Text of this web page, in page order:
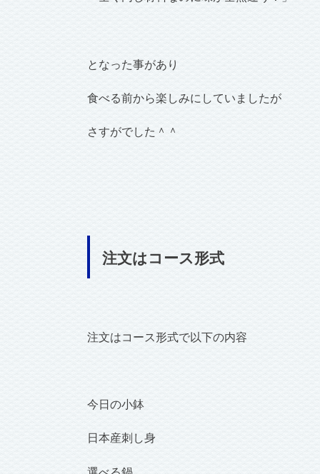
となった事があり
食べる前から楽しみにしていましたが
さすがでした＾＾
注文はコース形式
注文はコース形式で以下の内容
今日の小鉢
日本産刺し身
選べる鍋